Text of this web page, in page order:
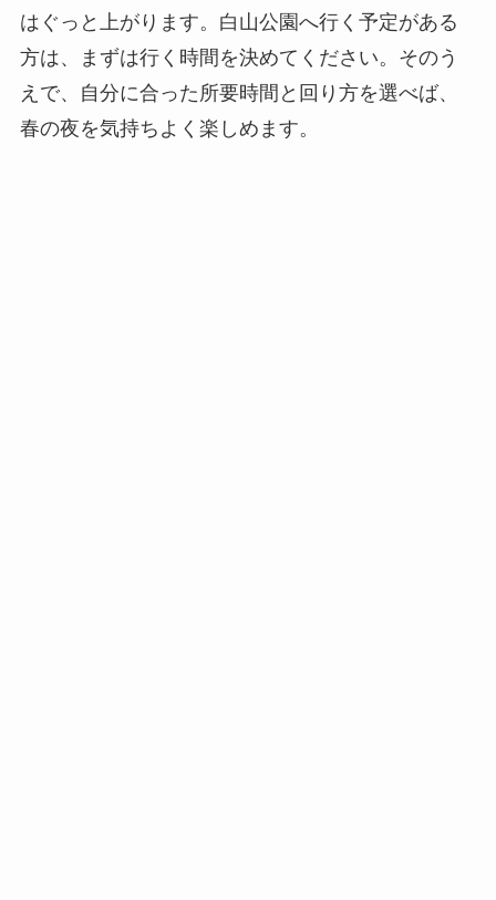
はぐっと上がります。白山公園へ行く予定がある
方は、まずは行く時間を決めてください。そのう
えで、自分に合った所要時間と回り方を選べば、
春の夜を気持ちよく楽しめます。